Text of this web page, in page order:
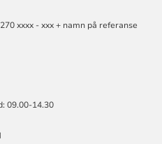
xxxx - xxx + namn på referanse
09.00-14.30